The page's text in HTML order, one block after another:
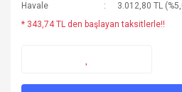
Havale
3.012,80 TL
* 343,74 TL den başlayan taksitlerle!!